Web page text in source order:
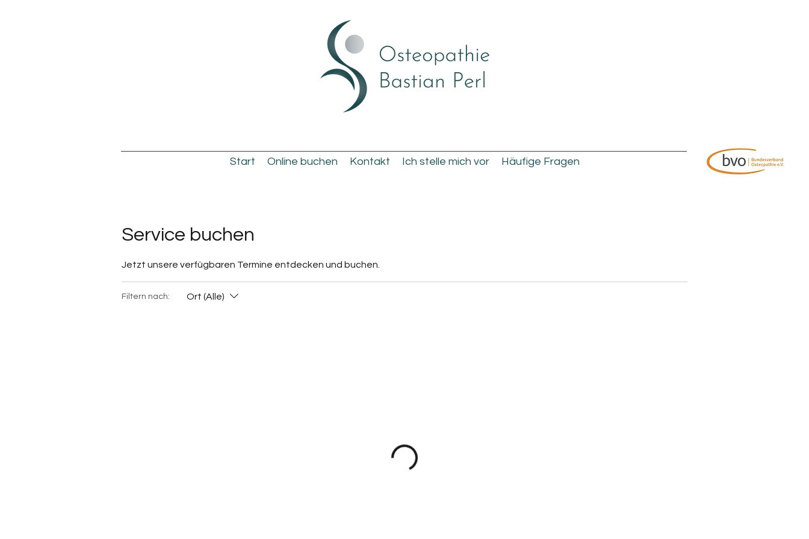
Start Online buchen Kontakt Ich stelle mich vor Häufige Fragen
Service buchen
Jetzt unsere verfügbaren Termine entdecken und buchen.
Filtern nach: Ort (Alle)